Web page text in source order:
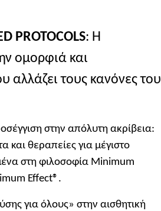
PROTOCOLS: Η
ομορφιά και
αλλάζει τους κανόνες του
στην απόλυτη ακρίβεια:
και θεραπείες για μέγιστο
στη φιλοσοφία Minimum
Effect®.
για όλους» στην αισθητική